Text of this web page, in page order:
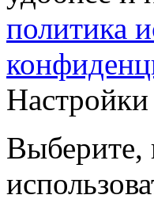
политика
Выберите,